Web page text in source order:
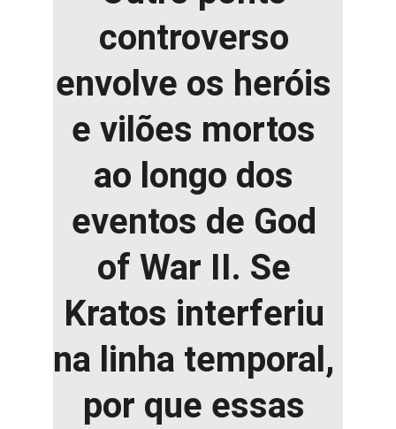
controverso
envolve os heróis
e vilões mortos
ao longo dos
eventos de God
of War II. Se
Kratos interferiu
na linha temporal,
por que essas